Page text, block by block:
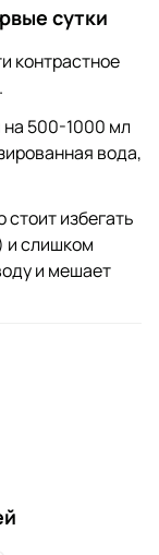
сутки
контрастное
на 500-1000 мл
вода,
стоит избегать
и слишком
и мешает